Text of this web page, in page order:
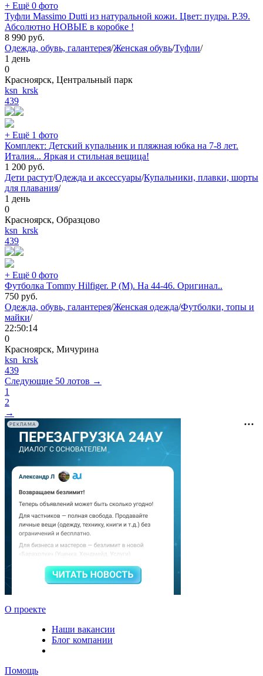
+ Ещё 0 фото
Туфли Massimo Dutti из натуральной кожи. Цвет: пудра. Р.39.
Абсолютно НОВЫЕ в коробке !
8 990 руб.
Одежда, обувь, галантерея/Женская обувь/Туфли/
1 день
0
Красноярск, Центральный парк
ksn_krsk
439
+ Ещё 1 фото
Комплект: Детский купальник и пляжная юбка на 7-8 лет.
Италия... Яркая и стильная вещица!
1 200 руб.
Дети растут/Одежда и аксессуары/Купальники, плавки, шорты
для плавания/
1 день
0
Красноярск, Образцово
ksn_krsk
439
+ Ещё 0 фото
Футболка Тommy Hilfiger. Р (М). На 44-46. Оригинал..
750 руб.
Одежда, обувь, галантерея/Женская одежда/Футболки, топы и
майки/
22:50:14
0
Красноярск, Мичурина
ksn_krsk
439
Следующие 50 лотов →
1
2
→
РЕКЛАМА
О проекте
Наши вакансии
Блог компании
Помощь